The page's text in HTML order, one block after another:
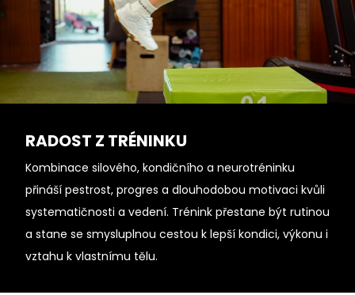
RADOST Z TRÉNINKU
Kombinace silového, kondičního a neurotréninku
přináší pestrost, progres a dlouhodobou motivaci kvůli
systematičnosti a vedení. Trénink přestane být rutinou
a stane se smysluplnou cestou k lepší kondici, výkonu i
vztahu k vlastnímu tělu.